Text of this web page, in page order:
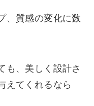
、質感の変化に数
も、美しく設計さ
えてくれるなら